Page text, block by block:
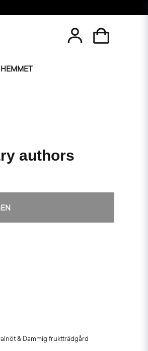
authors
& Dammig fruktträdgård